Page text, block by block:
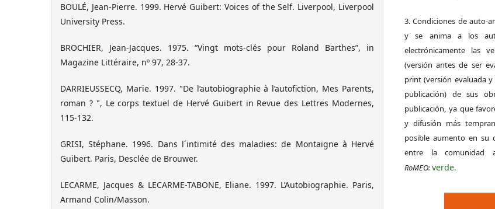
BOULÉ, Jean-Pierre. 1999. Hervé Guibert: Voices of the Self. Liverpool, Liverpool
University Press.
BROCHIER, Jean-Jacques. 1975. “Vingt mots-clés pour Roland Barthes”, in
Magazine Littéraire, nº 97, 28-37.
DARRIEUSSECQ, Marie. 1997. "De l’autobiographie à l’autofiction, Mes Parents,
roman ? ", Le corps textuel de Hervé Guibert in Revue des Lettres Modernes,
115-132.
GRISI, Stéphane. 1996. Dans l´intimité des maladies: de Montaigne à Hervé
Guibert. Paris, Desclée de Brouwer.
LECARME, Jacques & LECARME-TABONE, Eliane. 1997. L’Autobiographie. Paris,
Armand Colin/Masson.
3. Condiciones de auto-
y se anima a los
electrónicamente las
(versión antes de ser
print (versión evaluada
publicación) de sus
publicación, ya que
y difusión más
posible aumento en su
entre la comunidad
RoMEO:verde.